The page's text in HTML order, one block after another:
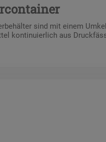
sind mit einem
kontinuierlich aus